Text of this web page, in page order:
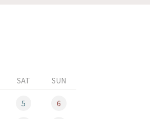
SAT SUN
5 6